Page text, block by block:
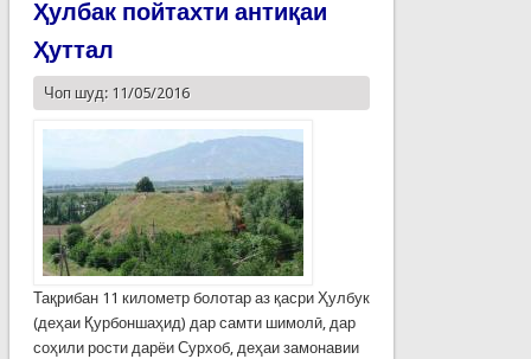
Ҳулбак пойтахти антиқаи
Ҳуттал
Чоп шуд: 11/05/2016
Тақрибан 11 километр болотар аз қасри Ҳулбук
(деҳаи Қурбоншаҳид) дар самти шимолӣ, дар
соҳили рости дарёи Сурхоб, деҳаи замонавии